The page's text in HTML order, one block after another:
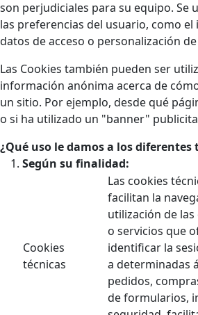
son perjudiciales para su equipo. Se
las preferencias del usuario, como el
datos de acceso o personalización
Las Cookies también pueden ser
información anónima acerca de
un sitio. Por ejemplo, desde qué
o si ha utilizado un "banner"
¿Qué uso le damos a los diferentes
Según su finalidad:
Cookies
técnicas
Las cookies
facilitan la
utilización de
o servicios que
identificar la
a determinadas
pedidos,
de formularios,